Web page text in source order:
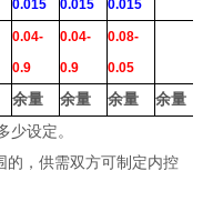
0.015
0.015
0.015
0.04-
0.9
0.04-
0.9
0.08-
0.05
余量 余量 余量
余量
少设定。
的，供需双方可制定内控